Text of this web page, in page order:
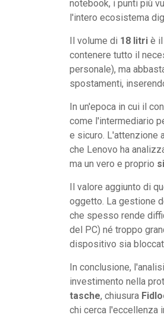
notebook, i punti più
l'intero ecosistema
Il volume di 18 litri è
contenere tutto il
personale), ma
spostamenti,
In un'epoca in cui il
come l'intermediario
e sicuro. L'attenzione
che Lenovo ha
ma un vero e proprio
Il valore aggiunto di
oggetto. La gestione
che spesso rende
del PC) né troppo
dispositivo sia
In conclusione,
investimento nella
tasche, chiusura
chi cerca l'eccellenza